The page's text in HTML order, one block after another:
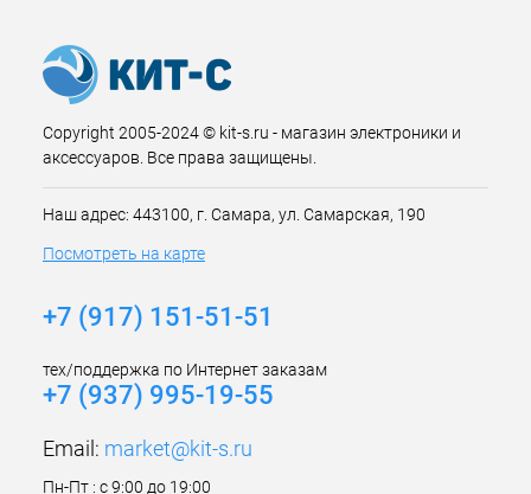
Copyright 2005-2024 © kit-s.ru - магазин электроники и
аксессуаров. Все права защищены.
Наш адрес: 443100, г. Самара, ул. Самарская, 190
Посмотреть на карте
+7 (917) 151-51-51
тех/поддержка по Интернет заказам
+7 (937) 995-19-55
Email: market@kit-s.ru
Пн-Пт : с 9:00 до 19:00